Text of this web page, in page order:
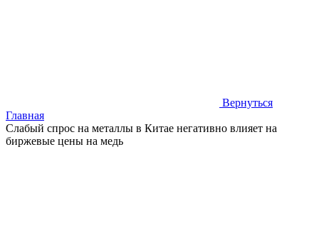
Вернуться
Главная
Слабый спрос на металлы в Китае негативно влияет на
биржевые цены на медь